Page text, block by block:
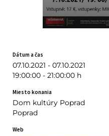
Dátum a čas
07.10.2021 - 07.10.2021
19:00:00 - 21:00:00 h
Miesto konania
Dom kultúry Poprad
Poprad
Web